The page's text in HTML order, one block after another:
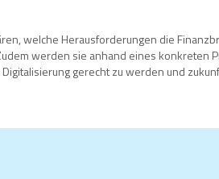
welche Herausforderungen die
werden sie anhand eines konkreten
gerecht zu werden und